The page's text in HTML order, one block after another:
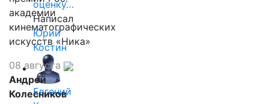
оценку…
Написал
Юрий
Костин
Евгений
академии
кинематографических
искусств «Ника»
08 августа
Андрей
Колесников